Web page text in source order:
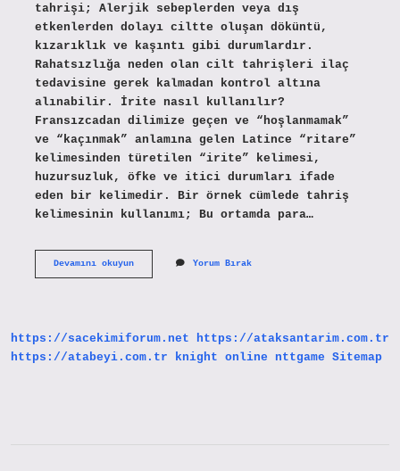
tahrişi; Alerjik sebeplerden veya dış
etkenlerden dolayı ciltte oluşan döküntü,
kızarıklık ve kaşıntı gibi durumlardır.
Rahatsızlığa neden olan cilt tahrişleri ilaç
tedavisine gerek kalmadan kontrol altına
alınabilir. İrite nasıl kullanılır?
Fransızcadan dilimize geçen ve “hoşlanmamak”
ve “kaçınmak” anlamına gelen Latince “ritare”
kelimesinden türetilen “irite” kelimesi,
huzursuzluk, öfke ve itici durumları ifade
eden bir kelimedir. Bir örnek cümlede tahriş
kelimesinin kullanımı; Bu ortamda para…
Devamını okuyunİRite
Yorum Bırak
https://sacekimiforum.net
https://ataksantarim.com.tr
https://atabeyi.com.tr
knight online nttgame Sitemap